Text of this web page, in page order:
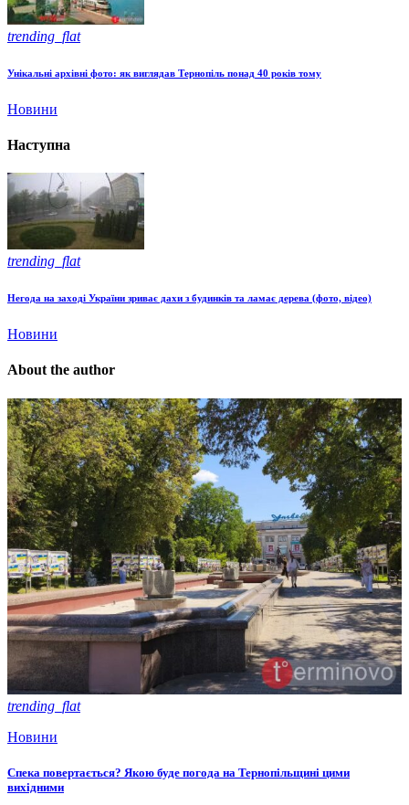
trending_flat
Унікальні архівні фото: як виглядав Тернопіль понад 40 років тому
Новини
Наступна
trending_flat
Негода на заході України зриває дахи з будинків та ламає дерева (фото, відео)
Новини
About the author
trending_flat
Новини
Спека повертається? Якою буде погода на Тернопільщині цими
вихідними